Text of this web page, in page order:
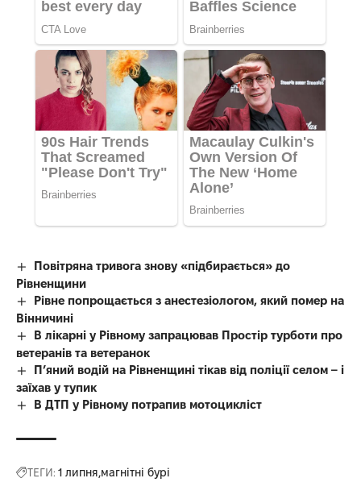
Повітряна тривога знову «підбирається» до
Рівненщини
Рівне попрощається з анестезіологом, який помер на
Вінничині
В лікарні у Рівному запрацював Простір турботи про
ветеранів та ветеранок
П’яний водій на Рівненщині тікав від поліції селом – і
заїхав у тупик
В ДТП у Рівному потрапив мотоцикліст
ТЕГИ: 1 липня магнітні бурі